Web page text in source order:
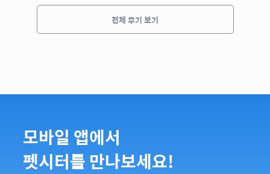
전체 후기 보기
모바일 앱에서
펫시터를 만나보세요!